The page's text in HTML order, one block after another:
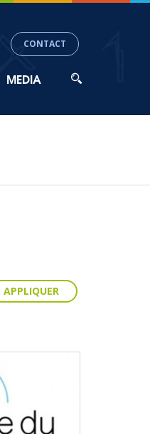
MEDIA
CONTACT